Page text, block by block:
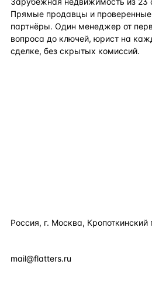
Прямые продавцы и проверенные
партнёры. Один менеджер от
вопроса до ключей, юрист на
сделке, без скрытых комиссий.
Россия, г. Москва, Кропоткинский
mail@flatters.ru